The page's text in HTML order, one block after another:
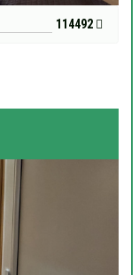
114492